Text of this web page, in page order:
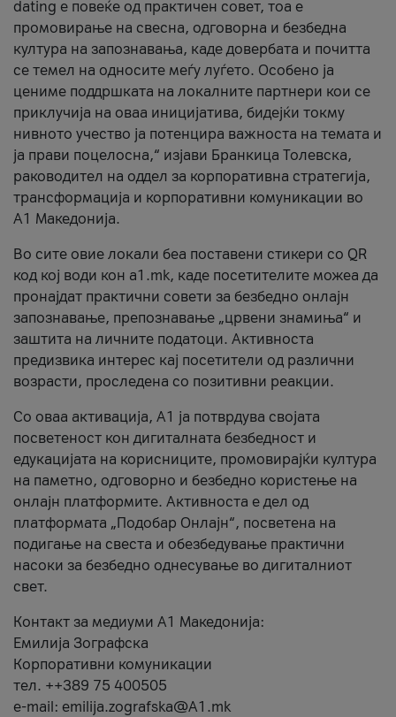
dating е повеќе од практичен совет, тоа е
промовирање на свесна, одговорна и безбедна
култура на запознавања, каде довербата и почитта
се темел на односите меѓу луѓето. Особено ја
цениме поддршката на локалните партнери кои се
приклучија на оваа иницијатива, бидејќи токму
нивното учество ја потенцира важноста на темата и
ја прави поцелосна,“ изјави Бранкица Толевска,
раководител на оддел за корпоративна стратегија,
трансформација и корпоративни комуникации во
А1 Македонија.
Во сите овие локали беа поставени стикери со QR
код кој води кон a1.mk, каде посетителите можеа да
пронајдат практични совети за безбедно онлајн
запознавање, препознавање „црвени знамиња“ и
заштита на личните податоци. Активноста
предизвика интерес кај посетители од различни
возрасти, проследена со позитивни реакции.
Со оваа активација, А1 ја потврдува својата
посветеност кон дигиталната безбедност и
едукацијата на корисниците, промовирајќи култура
на паметно, одговорно и безбедно користење на
онлајн платформите. Активноста е дел од
платформата „Подобар Онлајн“, посветена на
подигање на свеста и обезбедување практични
насоки за безбедно однесување во дигиталниот
свет.
Контакт за медиуми А1 Македонија:
Емилија Зографска
Корпоративни комуникации
тел. ++389 75 400505
e-mail: emilija.zografska@A1.mk